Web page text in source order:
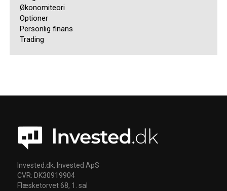
Økonomiteori
Optioner
Personlig finans
Trading
Invested.dk, Invested ApS
CVR: DK30919904
Flæsketorvet 68, 1. sal